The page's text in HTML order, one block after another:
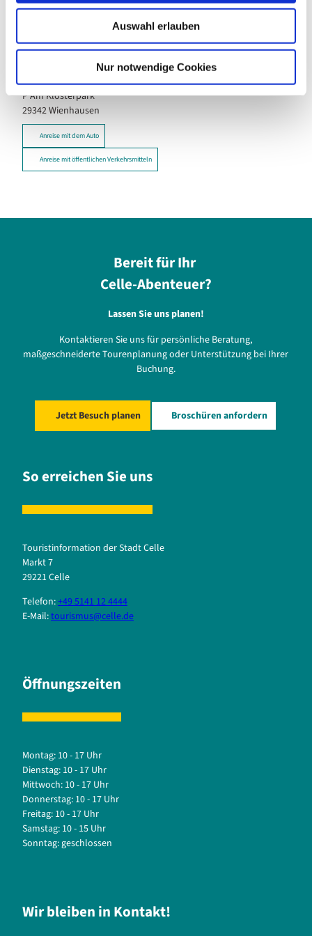
Auswahl erlauben
Nur notwendige Cookies
Touren
P Am Klosterpark
29342Wienhausen
Anreise mit dem Auto
Anreise mit öffentlichen Verkehrsmitteln
Bereit für Ihr
Celle-Abenteuer?
Lassen Sie uns planen!
Kontaktieren Sie uns für persönliche Beratung,
maßgeschneiderte Tourenplanung oder Unterstützung bei Ihrer
Buchung.
Jetzt Besuch planen Broschüren anfordern
So erreichen Sie uns
Touristinformation der Stadt Celle
Markt 7
29221 Celle
Telefon:+49 5141 12 4444
E-Mail:tourismus@celle.de
Öffnungszeiten
Montag: 10 - 17 Uhr
Dienstag: 10 - 17 Uhr
Mittwoch: 10 - 17 Uhr
Donnerstag: 10 - 17 Uhr
Freitag: 10 - 17 Uhr
Samstag: 10 - 15 Uhr
Sonntag: geschlossen
Wir bleiben in Kontakt!